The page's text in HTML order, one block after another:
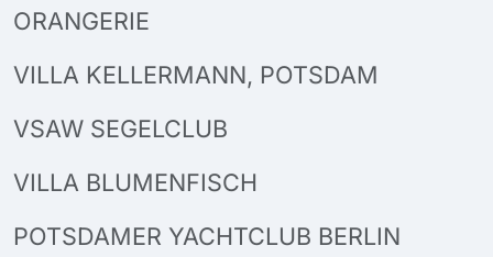
ORANGERIE
VILLA KELLERMANN, POTSDAM
VSAW SEGELCLUB
VILLA BLUMENFISCH
POTSDAMER YACHTCLUB BERLIN